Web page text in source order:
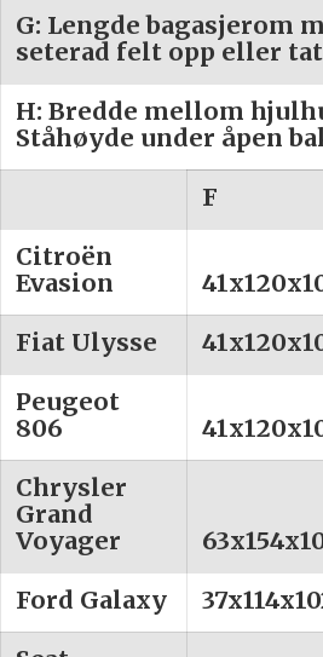
G: Lengde bagasjerom
seterad felt opp eller
H: Bredde mellom
Ståhøyde under åpen
F
Citroën
Evasion
Fiat Ulysse
Peugeot
806
Chrysler
Grand
Voyager
Ford Galaxy